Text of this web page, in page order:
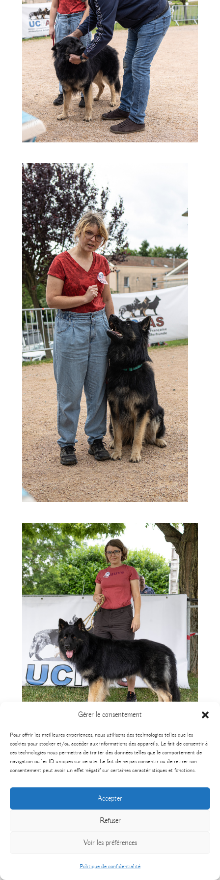
Gérer le consentement
Pour offrir les meilleures expériences, nous utilisons des technologies telles que les
cookies pour stocker et/ou accéder aux informations des appareils. Le fait de consentir à
ces technologies nous permettra de traiter des données telles que le comportement de
navigation ou les ID uniques sur ce site. Le fait de ne pas consentir ou de retirer son
consentement peut avoir un effet négatif sur certaines caractéristiques et fonctions.
Accepter
Refuser
Voir les préférences
Politique de confidentialité